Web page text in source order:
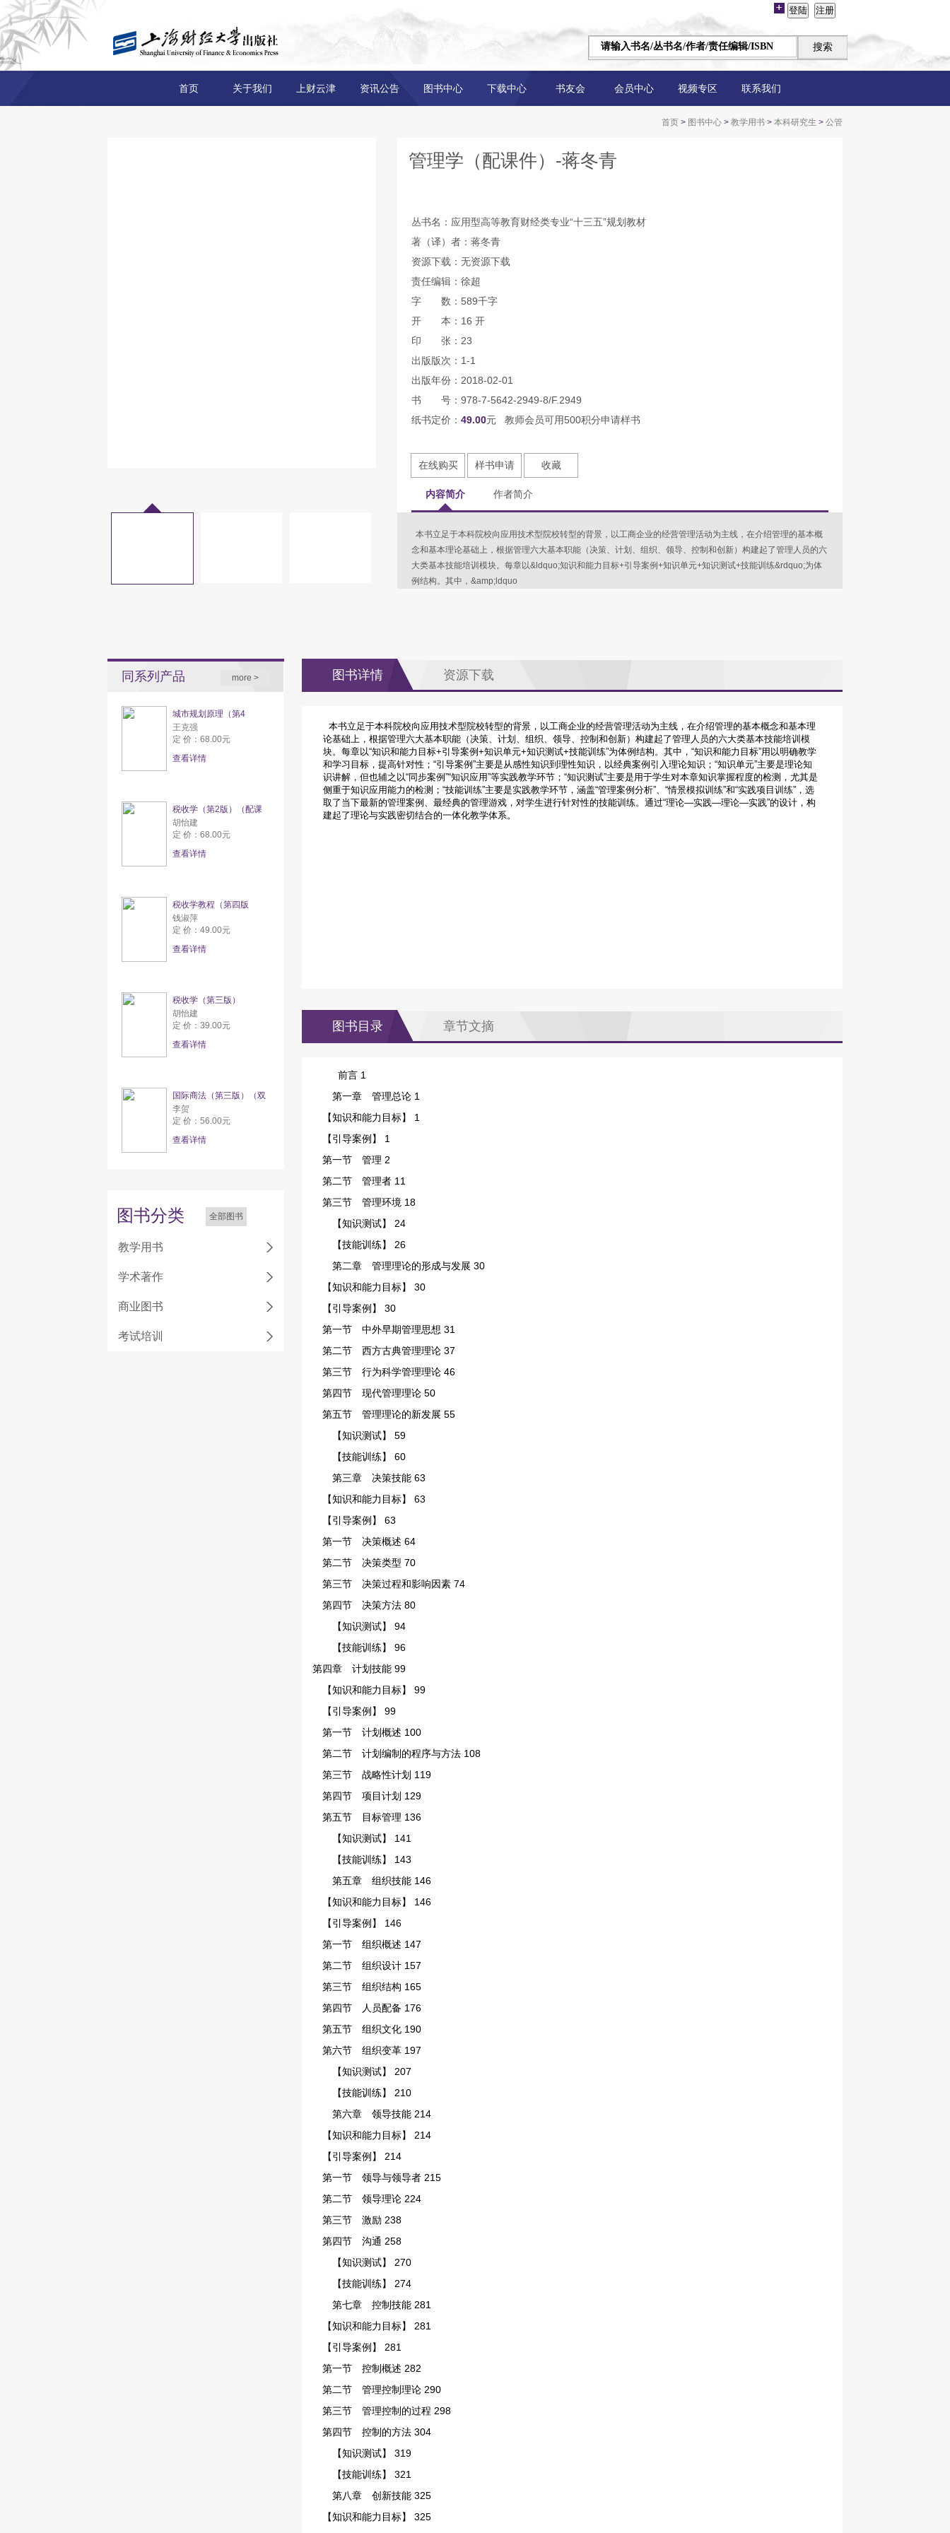
首页 关于我们 上财云津 资讯公告 图书中心 下载中心 书友会 会员中心 视频专区 联系我们
首页 > 图书中心 > 教学用书 > 本科研究生 > 公管
管理学（配课件）-蒋冬青
丛书名：应用型高等教育财经类专业“十三五”规划教材
著（译）者：蒋冬青
资源下载：无资源下载
责任编辑：徐超
字 数：589千字
开 本：16 开
印 张：23
出版版次：1-1
出版年份：2018-02-01
书 号：978-7-5642-2949-8/F.2949
纸书定价： 49.00元 教师会员可用500积分申请样书
在线购买 样书申请 收藏
内容简介 作者简介
本书立足于本科院校向应用技术型院校转型的背景，以工商企业的经营管理活动为主线，在介绍管理的基本概
念和基本理论基础上，根据管理六大基本职能（决策、计划、组织、领导、控制和创新）构建起了管理人员的六
大类基本技能培训模块。每章以&ldquo;知识和能力目标+引导案例+知识单元+知识测试+技能训练&rdquo;为体
例结构。其中，&amp;ldquo
同系列产品 more >
城市规划原理（第4
王克强
定 价：68.00元
查看详情
税收学（第2版）（配课
胡怡建
定 价：68.00元
查看详情
税收学教程（第四版
钱淑萍
定 价：49.00元
查看详情
税收学（第三版）
胡怡建
定 价：39.00元
查看详情
国际商法（第三版）（双
李贺
定 价：56.00元
查看详情
图书分类 全部图书
教学用书
学术著作
商业图书
考试培训
图书详情 资源下载
本书立足于本科院校向应用技术型院校转型的背景，以工商企业的经营管理活动为主线，在介绍管理的基本概念和基本理
论基础上，根据管理六大基本职能（决策、计划、组织、领导、控制和创新）构建起了管理人员的六大类基本技能培训模
块。每章以“知识和能力目标+引导案例+知识单元+知识测试+技能训练”为体例结构。其中，“知识和能力目标”用以明确教学
和学习目标，提高针对性；“引导案例”主要是从感性知识到理性知识，以经典案例引入理论知识；“知识单元”主要是理论知
识讲解，但也辅之以“同步案例”“知识应用”等实践教学环节；“知识测试”主要是用于学生对本章知识掌握程度的检测，尤其是
侧重于知识应用能力的检测；“技能训练”主要是实践教学环节，涵盖“管理案例分析”、“情景模拟训练”和“实践项目训练”，选
取了当下最新的管理案例、最经典的管理游戏，对学生进行针对性的技能训练。通过“理论—实践—理论—实践”的设计，构
建起了理论与实践密切结合的一体化教学体系。
图书目录 章节文摘
前言 1
第一章 管理总论 1
【知识和能力目标】 1
【引导案例】 1
第一节 管理 2
第二节 管理者 11
第三节 管理环境 18
【知识测试】 24
【技能训练】 26
第二章 管理理论的形成与发展 30
【知识和能力目标】 30
【引导案例】 30
第一节 中外早期管理思想 31
第二节 西方古典管理理论 37
第三节 行为科学管理理论 46
第四节 现代管理理论 50
第五节 管理理论的新发展 55
【知识测试】 59
【技能训练】 60
第三章 决策技能 63
【知识和能力目标】 63
【引导案例】 63
第一节 决策概述 64
第二节 决策类型 70
第三节 决策过程和影响因素 74
第四节 决策方法 80
【知识测试】 94
【技能训练】 96
第四章 计划技能 99
【知识和能力目标】 99
【引导案例】 99
第一节 计划概述 100
第二节 计划编制的程序与方法 108
第三节 战略性计划 119
第四节 项目计划 129
第五节 目标管理 136
【知识测试】 141
【技能训练】 143
第五章 组织技能 146
【知识和能力目标】 146
【引导案例】 146
第一节 组织概述 147
第二节 组织设计 157
第三节 组织结构 165
第四节 人员配备 176
第五节 组织文化 190
第六节 组织变革 197
【知识测试】 207
【技能训练】 210
第六章 领导技能 214
【知识和能力目标】 214
【引导案例】 214
第一节 领导与领导者 215
第二节 领导理论 224
第三节 激励 238
第四节 沟通 258
【知识测试】 270
【技能训练】 274
第七章 控制技能 281
【知识和能力目标】 281
【引导案例】 281
第一节 控制概述 282
第二节 管理控制理论 290
第三节 管理控制的过程 298
第四节 控制的方法 304
【知识测试】 319
【技能训练】 321
第八章 创新技能 325
【知识和能力目标】 325